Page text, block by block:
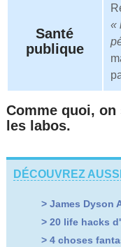
Santé
publique
«
Comme quoi,
les labos.
DÉCOUVREZ AUSSI
> James Dyson
> 20 life hacks
> 4 choses